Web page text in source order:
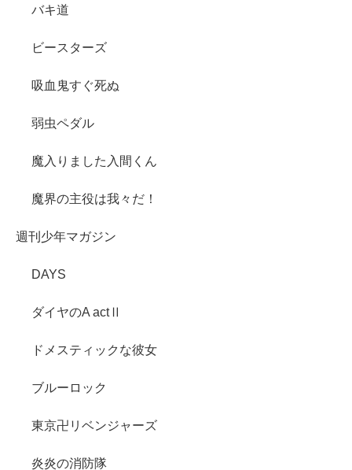
バキ道
ビースターズ
吸血鬼すぐ死ぬ
弱虫ペダル
魔入りました入間くん
魔界の主役は我々だ！
週刊少年マガジン
DAYS
ダイヤのA actⅡ
ドメスティックな彼女
ブルーロック
東京卍リベンジャーズ
炎炎の消防隊